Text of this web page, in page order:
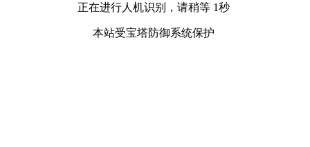
正在进行人机识别，请稍等 1秒
本站受宝塔防御系统保护